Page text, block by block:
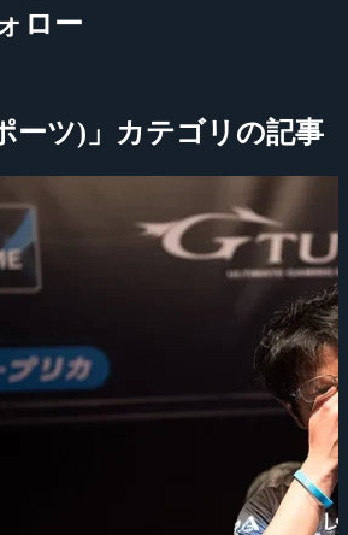
ロー
ーツ)」カテゴリの記事